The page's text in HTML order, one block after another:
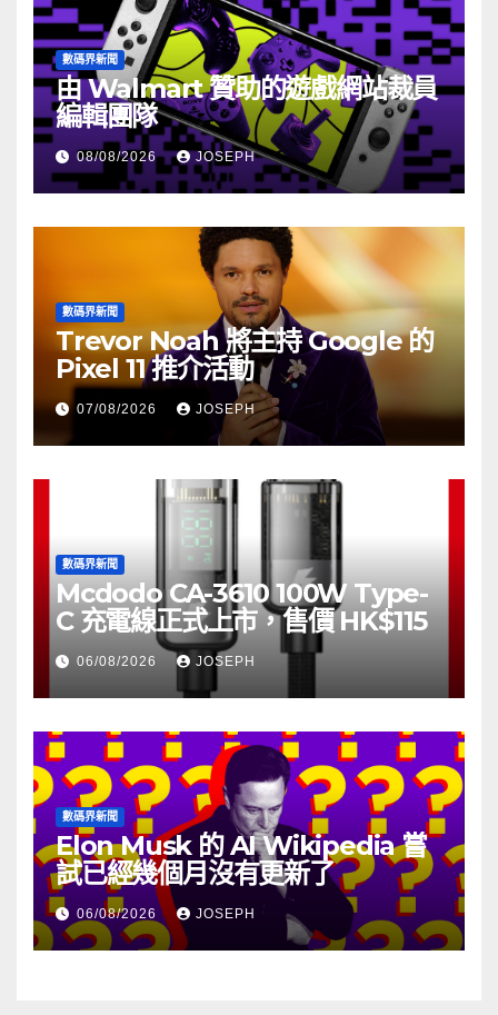
數碼界新聞
由 Walmart 贊助的遊戲網站裁員
編輯團隊
08/08/2026 JOSEPH
數碼界新聞
Trevor Noah 將主持 Google 的
Pixel 11 推介活動
07/08/2026 JOSEPH
數碼界新聞
Mcdodo CA-3610 100W Type-
C 充電線正式上市，售價 HK$115
06/08/2026 JOSEPH
數碼界新聞
Elon Musk 的 AI Wikipedia 嘗
試已經幾個月沒有更新了
06/08/2026 JOSEPH